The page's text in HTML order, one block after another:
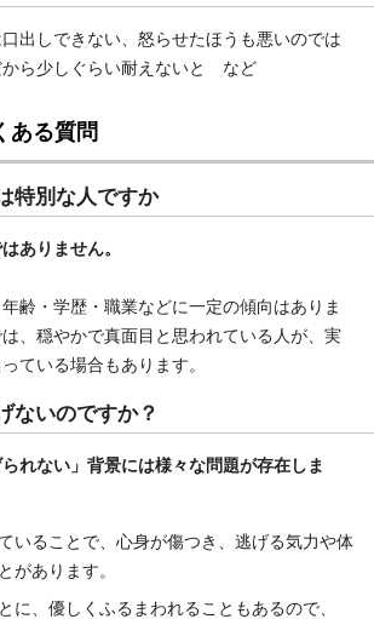
出しできない、怒らせたほうも悪いのでは
から少しぐらい耐えないと など
ある質問
特別な人ですか
ありません。
齢・学歴・職業などに一定の傾向はありま
、穏やかで真面目と思われている人が、実
ている場合もあります。
ないのですか？
られない」背景には様々な問題が存在しま
いることで、心身が傷つき、逃げる気力や体
があります。
に、優しくふるまわれることもあるので、